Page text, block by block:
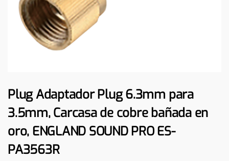
Plug Adaptador Plug 6.3mm para
3.5mm, Carcasa de cobre bañada en
oro, ENGLAND SOUND PRO ES-
PA3563R